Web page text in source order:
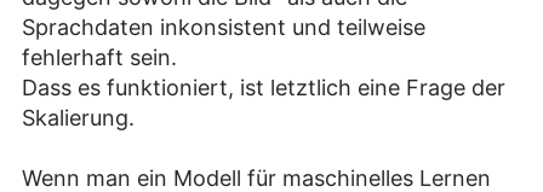
Sprachdaten inkonsistent und teilweise
fehlerhaft sein.
Dass es funktioniert, ist letztlich eine Frage der
Skalierung.
Wenn man ein Modell für maschinelles Lernen